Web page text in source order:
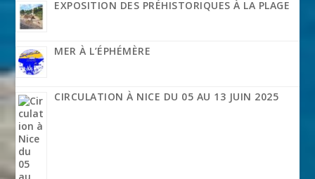
EXPOSITION DES PRÉHISTORIQUES À LA PLAGE
MER À L’ÉPHÉMÈRE
CIRCULATION À NICE DU 05 AU 13 JUIN 2025